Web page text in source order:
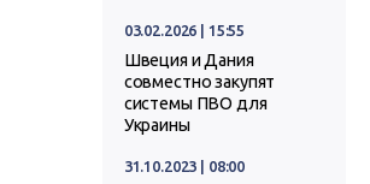
03.02.2026 | 15:55
Швеция и Дания
совместно закупят
системы ПВО для
Украины
31.10.2023 | 08:00